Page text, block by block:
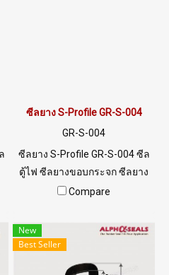
ซีลยาง S-Profile GR-S-004
GR-S-004
ซีลยาง S-Profile GR-S-004 ซีล
ตู้ไฟ ซีลยางขอบกระจก ซีลยาง
ขอบตู้ดับเพลิง ร่อง 1/2 mm Tel:
Compare
New
Best Seller